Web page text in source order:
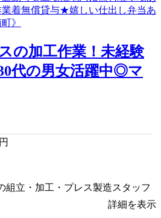
の加工作業！未経験
代の男女活躍中◎マ
円
組立・加工・プレス製造スタッフ
詳細を表示